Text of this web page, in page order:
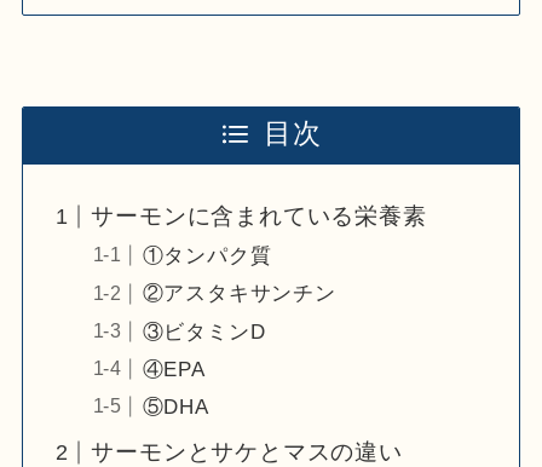
目次
サーモンに含まれている栄養素
①タンパク質
②アスタキサンチン
③ビタミンD
④EPA
⑤DHA
サーモンとサケとマスの違い